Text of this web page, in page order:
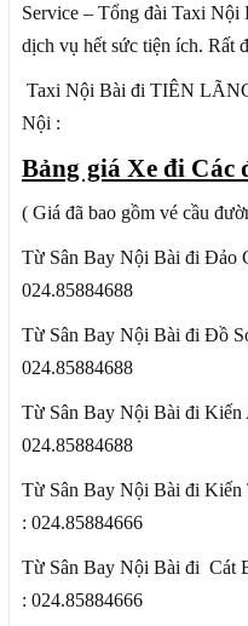
Service – Tổng đài Taxi Nội
dịch vụ hết sức tiện ích. Rất
Taxi Nội Bài đi TIÊN
Nội :
Bảng giá Xe đi Các
( Giá đã bao gồm vé cầu
Từ Sân Bay Nội Bài đi Đảo
024.85884688
Từ Sân Bay Nội Bài đi Đồ
024.85884688
Từ Sân Bay Nội Bài đi Kiến
024.85884688
Từ Sân Bay Nội Bài đi Kiến
: 024.85884666
Từ Sân Bay Nội Bài đi Cát
: 024.85884666